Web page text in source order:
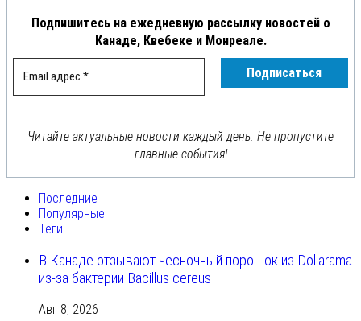
Подпишитесь на ежедневную рассылку новостей о
Канаде, Квебеке и Монреале.
Читайте актуальные новости каждый день. Не пропустите
главные события!
Последние
Популярные
Теги
В Канаде отзывают чесночный порошок из Dollarama
из-за бактерии Bacillus cereus
Авг 8, 2026